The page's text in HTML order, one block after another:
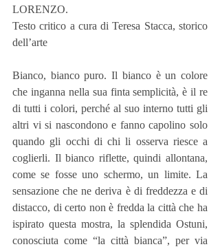
LORENZO.
Testo critico a cura di Teresa Stacca, storico
dell’arte
Bianco, bianco puro. Il bianco è un colore
che inganna nella sua finta semplicità, è il re
di tutti i colori, perché al suo interno tutti gli
altri vi si nascondono e fanno capolino solo
quando gli occhi di chi li osserva riesce a
coglierli. Il bianco riflette, quindi allontana,
come se fosse uno schermo, un limite. La
sensazione che ne deriva è di freddezza e di
distacco, di certo non è fredda la città che ha
ispirato questa mostra, la splendida Ostuni,
conosciuta come “la città bianca”, per via